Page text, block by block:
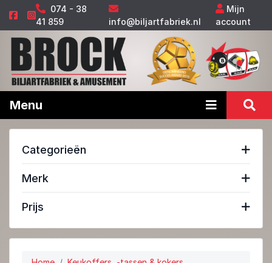
074 - 38
41 859
info@biljartfabriek.nl
Mijn
account
Menu
Categorieën
Merk
Prijs